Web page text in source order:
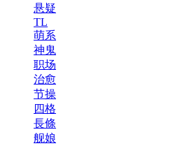
悬疑
TL
萌系
神鬼
职场
治愈
节操
四格
長條
舰娘